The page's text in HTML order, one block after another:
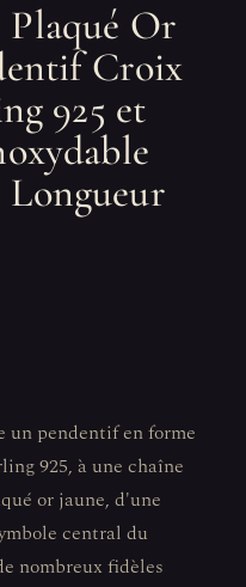
Or
Croix
925 et
un pendentif en forme
925, à une chaîne
or jaune, d'une
central du
nombreux fidèles